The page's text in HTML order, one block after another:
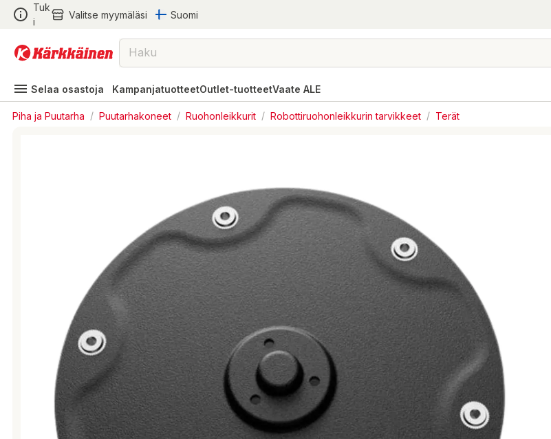
Tuk
i
Valitse myymäläsi Suomi
Selaa osastoja KampanjatuotteetOutlet-tuotteetVaate ALE
Piha ja Puutarha / Puutarhakoneet / Ruohonleikkurit / Robottiruohonleikkurin tarvikkeet / Terät